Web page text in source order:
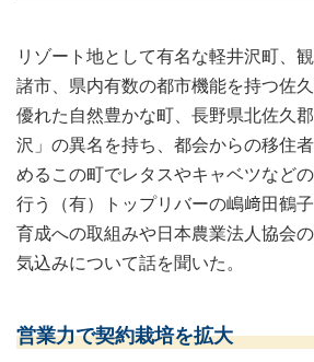
リゾート地として有名な軽井沢町、
諸市、県内有数の都市機能を持つ佐
優れた自然豊かな町、長野県北佐久
沢」の異名を持ち、都会からの移住
めるこの町でレタスやキャベツなど
行う（有）トップリバーの嶋﨑田鶴
育成への取組みや日本農業法人協会
気込みについて話を聞いた。
営業力で契約栽培を拡大